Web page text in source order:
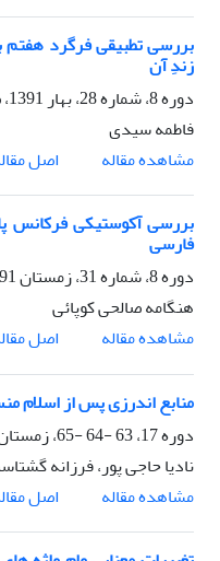
بررسی تطبیقی فرگرد
زندِ آن
دوره 8، شماره 28، بهار 1391، صفحه
فاطمه سیدی
مشاهده مقاله
اصل
بررسی آکوستیکی فرکانس
فارسی
دوره 8، شماره 31، زمستان 1391، صفحه
هنگامه صالحی کوپائی
مشاهده مقاله
اصل
منابع اندرزی پس از اسلام
دوره 17، 63 -64 -65، زمستان 1402، صفحه
نادیا حاجی پور، فرزانه
مشاهده مقاله
اصل